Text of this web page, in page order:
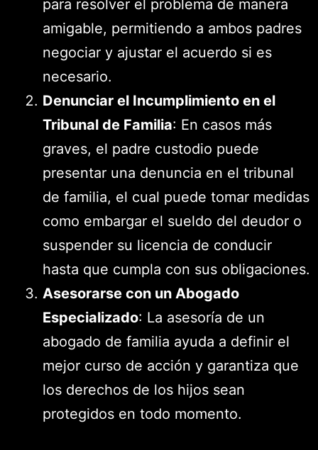
para resolver el problema de manera
amigable, permitiendo a ambos padres
negociar y ajustar el acuerdo si es
necesario.
Denunciar el Incumplimiento en el
Tribunal de Familia: En casos más
graves, el padre custodio puede
presentar una denuncia en el tribunal
de familia, el cual puede tomar medidas
como embargar el sueldo del deudor o
suspender su licencia de conducir
hasta que cumpla con sus obligaciones.
Asesorarse con un Abogado
Especializado: La asesoría de un
abogado de familia ayuda a definir el
mejor curso de acción y garantiza que
los derechos de los hijos sean
protegidos en todo momento.